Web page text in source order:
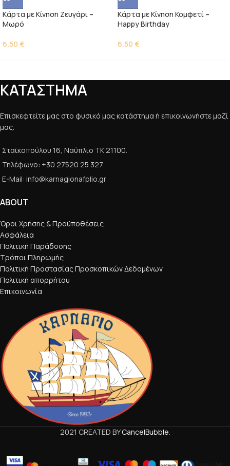
Kάρτα με Κίνηση Ζευγάρι –
Μωρό
6,50 €
Kάρτα με Κίνηση Κομφετί –
Happy Birthday
6,50 €
ΚΑΤΑΣΤΗΜΑ
Επισκεφτείτε μας στο φυσικό μας κατάστημα ή επικοινωνήστε μαζί
μας.
Σταϊκοπούλου 16, Ναύπλιο ΤΚ 21100.
Τηλέφωνο: +30 27520 25 327
E-Mail: info@karnagionafplio.gr
ABOUT
Όροι Χρήσης & Προϋποθέσεις
Ασφάλεια
Πολιτική Παράδοσης
Τρόποι Πληρωμής
Πολιτική Προστασίας Προσκοπικών Δεδομένων
Πολιτική απορρήτου
Επικοινωνία
2021 CREATED BYCancelBubble.